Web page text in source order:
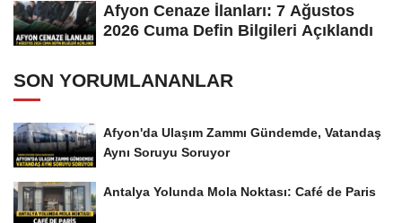
Afyon Cenaze İlanları: 7 Ağustos
2026 Cuma Defin Bilgileri Açıklandı
SON YORUMLANANLAR
Afyon'da Ulaşım Zammı Gündemde, Vatandaş
Aynı Soruyu Soruyor
Antalya Yolunda Mola Noktası: Café de Paris